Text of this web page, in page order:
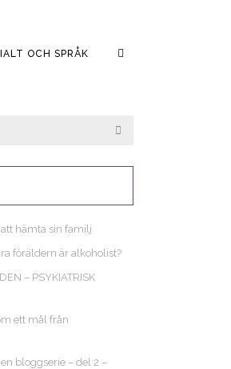
OCH SPRÅK
hämta sin familj
föräldern är alkoholist?
– PSYKIATRISK
ett mål från
bloggserie – del 2 –